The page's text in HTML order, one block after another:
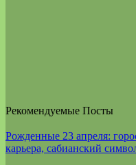
Рекомендуемые Посты
Рожденные 23 апреля:
карьера, сабианский